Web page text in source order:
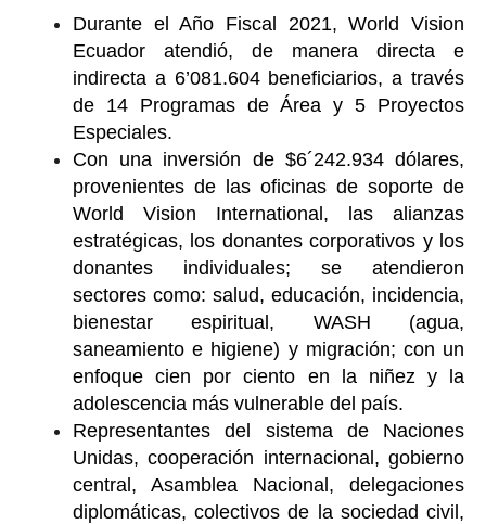
Durante el Año Fiscal 2021, World Vision
Ecuador atendió, de manera directa e
indirecta a 6’081.604 beneficiarios, a través
de 14 Programas de Área y 5 Proyectos
Especiales.
Con una inversión de $6´242.934 dólares,
provenientes de las oficinas de soporte de
World Vision International, las alianzas
estratégicas, los donantes corporativos y los
donantes individuales; se atendieron
sectores como: salud, educación, incidencia,
bienestar espiritual, WASH (agua,
saneamiento e higiene) y migración; con un
enfoque cien por ciento en la niñez y la
adolescencia más vulnerable del país.
Representantes del sistema de Naciones
Unidas, cooperación internacional, gobierno
central, Asamblea Nacional, delegaciones
diplomáticas, colectivos de la sociedad civil,